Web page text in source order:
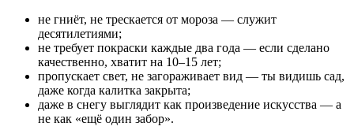
не гниёт, не трескается от мороза — служит
десятилетиями;
не требует покраски каждые два года — если сделано
качественно, хватит на 10–15 лет;
пропускает свет, не загораживает вид — ты видишь сад,
даже когда калитка закрыта;
даже в снегу выглядит как произведение искусства — а
не как «ещё один забор».